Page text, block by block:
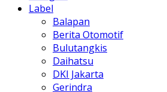
Label
Balapan
Berita Otomotif
Bulutangkis
Daihatsu
DKI Jakarta
Gerindra